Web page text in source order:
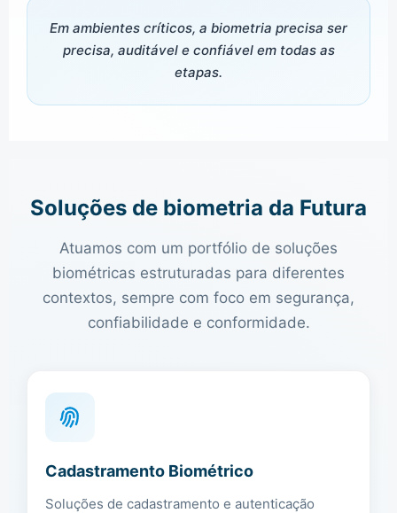
Em ambientes críticos, a biometria precisa ser
precisa, auditável e confiável em todas as
etapas.
Soluções de biometria da Futura
Atuamos com um portfólio de soluções
biométricas estruturadas para diferentes
contextos, sempre com foco em segurança,
confiabilidade e conformidade.
Cadastramento Biométrico
Soluções de cadastramento e autenticação